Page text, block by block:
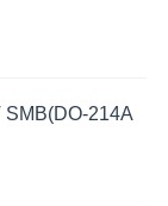
214A